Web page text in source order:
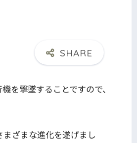
を撃墜することですので、
ざまな進化を遂げまし